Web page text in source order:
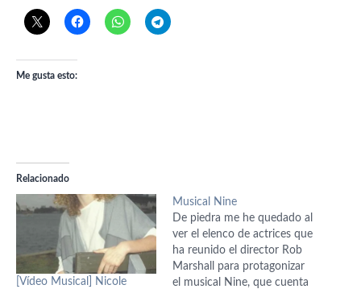
Me gusta esto:
Relacionado
[Vídeo Musical] Nicole
Musical Nine
De piedra me he quedado al
ver el elenco de actrices que
ha reunido el director Rob
Marshall para protagonizar
el musical Nine, que cuenta